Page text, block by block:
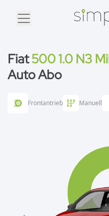
Fiat500 1.0 N3
Auto Abo
Frontantrieb Manuell